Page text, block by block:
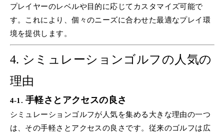
プレイヤーのレベルや目的に応じてカスタマイズ可能で
す。これにより、個々のニーズに合わせた最適なプレイ環
境を提供します。
4. シミュレーションゴルフの人気の
理由
4-1. 手軽さとアクセスの良さ
シミュレーションゴルフが人気を集める大きな理由の一つ
は、その手軽さとアクセスの良さです。従来のゴルフは広